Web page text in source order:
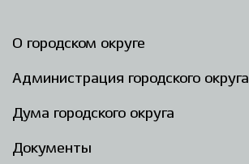
О городском округе
Администрация городского округа
Дума городского округа
Документы